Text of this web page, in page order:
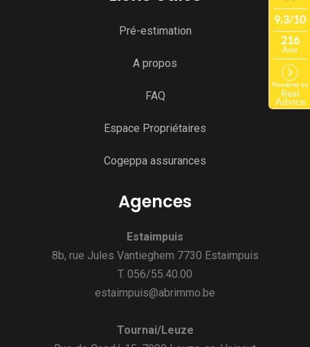
Pré-estimation
A propos
FAQ
Espace Propriétaires
Cogeppa assurances
Agences
Estaimpuis
8b, rue Jules Vantieghem 7730 Estaimpuis
T. 056/55.40.00
estaimpuis@abrimmo.be
Tournai/Leuze